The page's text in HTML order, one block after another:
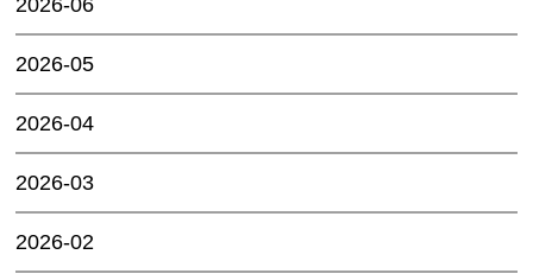
2026-05
2026-04
2026-03
2026-02